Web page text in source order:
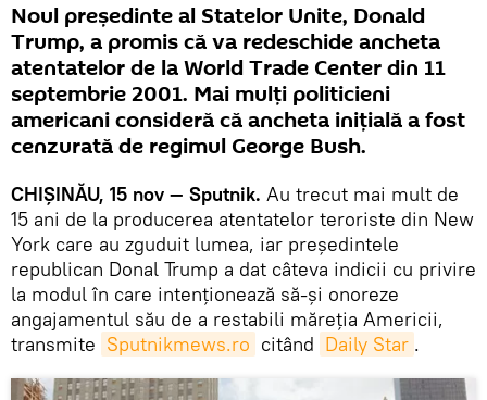
Noul preşedinte al Statelor Unite, Donald
Trump, a promis că va redeschide ancheta
atentatelor de la World Trade Center din 11
septembrie 2001. Mai mulţi politicieni
americani consideră că ancheta iniţială a fost
cenzurată de regimul George Bush.
CHIȘINĂU, 15 nov — Sputnik. Au trecut mai mult de
15 ani de la producerea atentatelor teroriste din New
York care au zguduit lumea, iar preşedintele
republican Donal Trump a dat câteva indicii cu privire
la modul în care intenționează să-și onoreze
angajamentul său de a restabili măreţia Americii,
transmite Sputnikmews.ro citând Daily Star .